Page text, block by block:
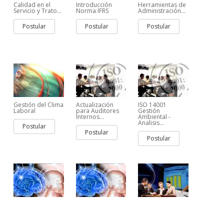
Calidad en el
Servicio y Trato...
Postular
Introducción
Norma IFRS
Postular
Herramientas de
Administración...
Postular
Gestión del Clima
Laboral
Postular
Actualización
para Auditores
Internos...
Postular
ISO 14001
Gestión
Ambiental -
Analisis...
Postular